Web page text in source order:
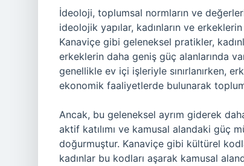
İdeoloji, toplumsal normların ve
ideolojik yapılar, kadınların ve
Kanaviçe gibi geleneksel pratikler,
erkeklerin daha geniş güç alanlarında
genellikle ev içi işleriyle sınırlanırken,
ekonomik faaliyetlerde bulunarak
Ancak, bu geleneksel ayrım giderek
aktif katılımı ve kamusal alandaki güç
doğurmuştur. Kanaviçe gibi kültürel
kadınlar bu kodları aşarak kamusal